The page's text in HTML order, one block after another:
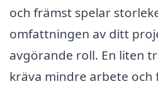
och främst spelar
omfattningen av ditt
avgörande roll. En liten
kräva mindre arbete